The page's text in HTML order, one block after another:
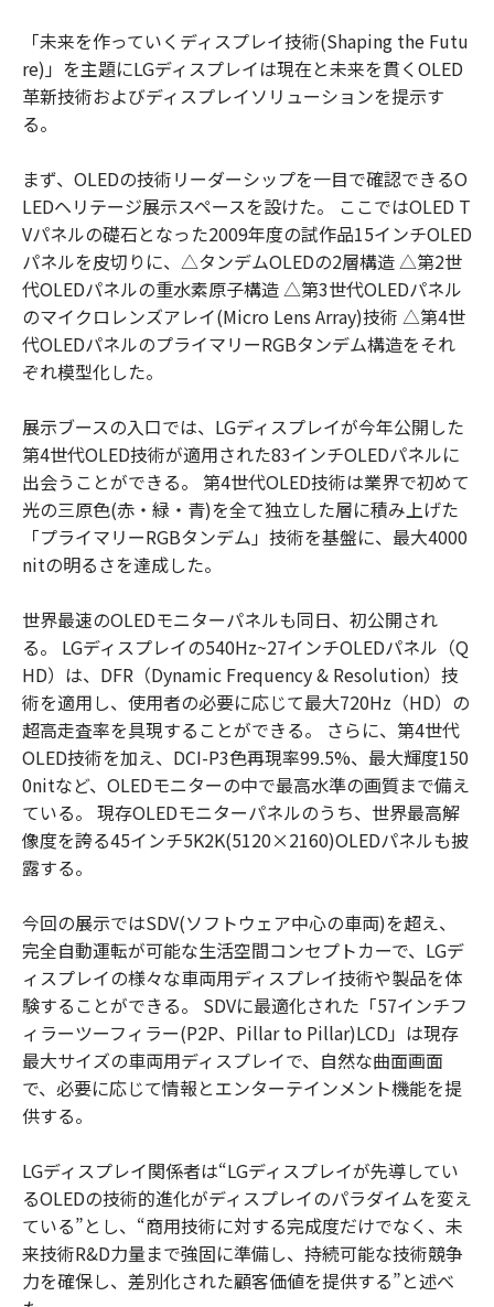
「未来を作っていくディスプレイ技術(Shaping the Futu
re)」を主題にLGディスプレイは現在と未来を貫くOLED
革新技術およびディスプレイソリューションを提示す
る。
まず、OLEDの技術リーダーシップを一目で確認できるO
LEDヘリテージ展示スペースを設けた。 ここではOLED T
Vパネルの礎石となった2009年度の試作品15インチOLED
パネルを皮切りに、△タンデムOLEDの2層構造 △第2世
代OLEDパネルの重水素原子構造 △第3世代OLEDパネル
のマイクロレンズアレイ(Micro Lens Array)技術 △第4世
代OLEDパネルのプライマリーRGBタンデム構造をそれ
ぞれ模型化した。
展示ブースの入口では、LGディスプレイが今年公開した
第4世代OLED技術が適用された83インチOLEDパネルに
出会うことができる。 第4世代OLED技術は業界で初めて
光の三原色(赤・緑・青)を全て独立した層に積み上げた
「プライマリーRGBタンデム」技術を基盤に、最大4000
nitの明るさを達成した。
世界最速のOLEDモニターパネルも同日、初公開され
る。 LGディスプレイの540Hz~27インチOLEDパネル（Q
HD）は、DFR（Dynamic Frequency & Resolution）技
術を適用し、使用者の必要に応じて最大720Hz（HD）の
超高走査率を具現することができる。 さらに、第4世代
OLED技術を加え、DCI-P3色再現率99.5%、最大輝度150
0nitなど、OLEDモニターの中で最高水準の画質まで備え
ている。 現存OLEDモニターパネルのうち、世界最高解
像度を誇る45インチ5K2K(5120×2160)OLEDパネルも披
露する。
今回の展示ではSDV(ソフトウェア中心の車両)を超え、
完全自動運転が可能な生活空間コンセプトカーで、LGデ
ィスプレイの様々な車両用ディスプレイ技術や製品を体
験することができる。 SDVに最適化された「57インチフ
ィラーツーフィラー(P2P、Pillar to Pillar)LCD」は現存
最大サイズの車両用ディスプレイで、自然な曲面画面
で、必要に応じて情報とエンターテインメント機能を提
供する。
LGディスプレイ関係者は“LGディスプレイが先導してい
るOLEDの技術的進化がディスプレイのパラダイムを変え
ている”とし、“商用技術に対する完成度だけでなく、未
来技術R&D力量まで強固に準備し、持続可能な技術競争
力を確保し、差別化された顧客価値を提供する”と述べ